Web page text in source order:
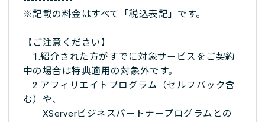
※記載の料金はすべて「税込表記」です。
【ご注意ください】
1.紹介された方がすでに対象サービスをご契約
中の場合は特典適用の対象外です。
2.アフィリエイトプログラム（セルフバック含
む）や、
XServerビジネスパートナープログラムとの